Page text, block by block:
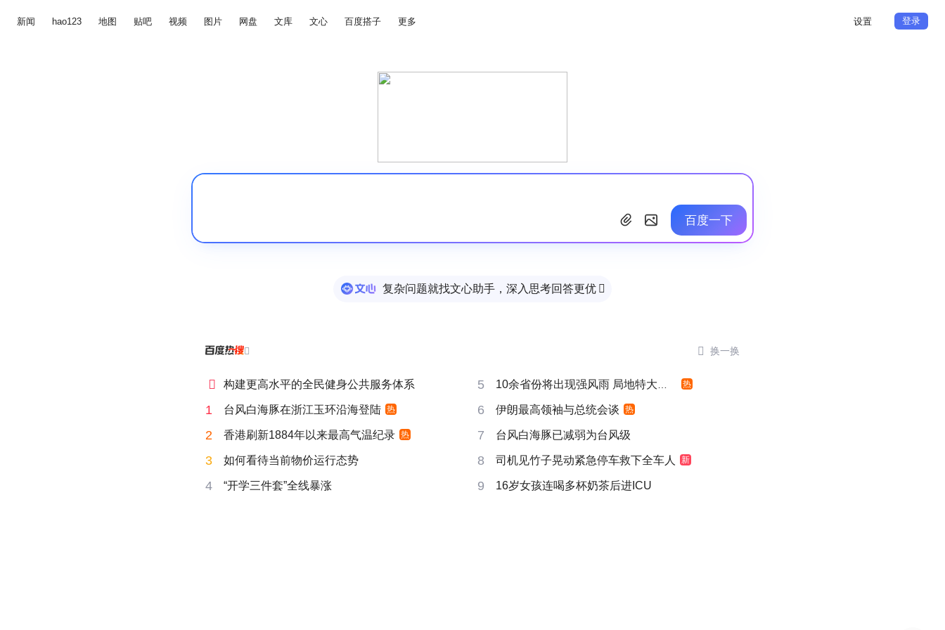
新闻 hao123 地图 贴吧 视频 图片 网盘 文库 文心 百度搭子 更多 设置 登录
百度一下
复杂问题就找文心助手，深入思考回答更优 
  换一换
 构建更高水平的全民健身公共服务体系 5 10余省份将出现强风雨 局地特大暴雨 热
1 台风白海豚在浙江玉环沿海登陆 热 6 伊朗最高领袖与总统会谈 热
2 香港刷新1884年以来最高气温纪录 热 7 台风白海豚已减弱为台风级
3 如何看待当前物价运行态势 8 司机见竹子晃动紧急停车救下全车人 新
4 “开学三件套”全线暴涨 9 16岁女孩连喝多杯奶茶后进ICU